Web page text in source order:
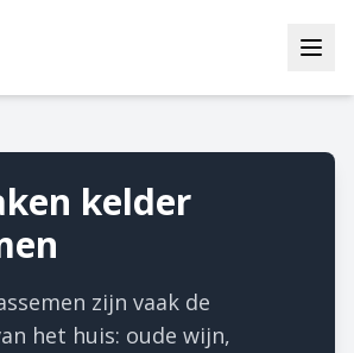
kelder
zijn vaak de
het huis: oude wijn,